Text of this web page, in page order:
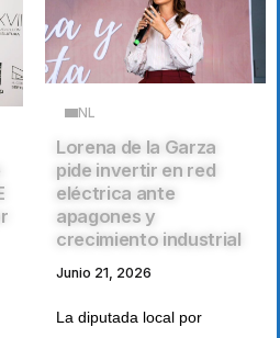
NL
Lorena de la Garza
pide invertir en red
eléctrica ante
apagones y
crecimiento industrial
Junio 21, 2026
La diputada local por